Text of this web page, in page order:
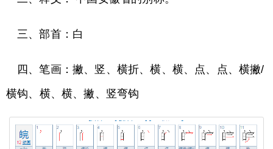
三、部首：白
四、笔画：撇、竖、横折、横、横、点、点、横撇/
横钩、横、横、撇、竖弯钩